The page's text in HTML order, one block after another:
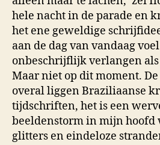
hele nacht in de parade en
het ene geweldige
aan de dag van vandaag
onbeschrijflijk verlangen
Maar niet op dit moment. De
overal liggen Braziliaanse
tijdschriften, het is een
beeldenstorm in mijn hoofd
glitters en eindeloze